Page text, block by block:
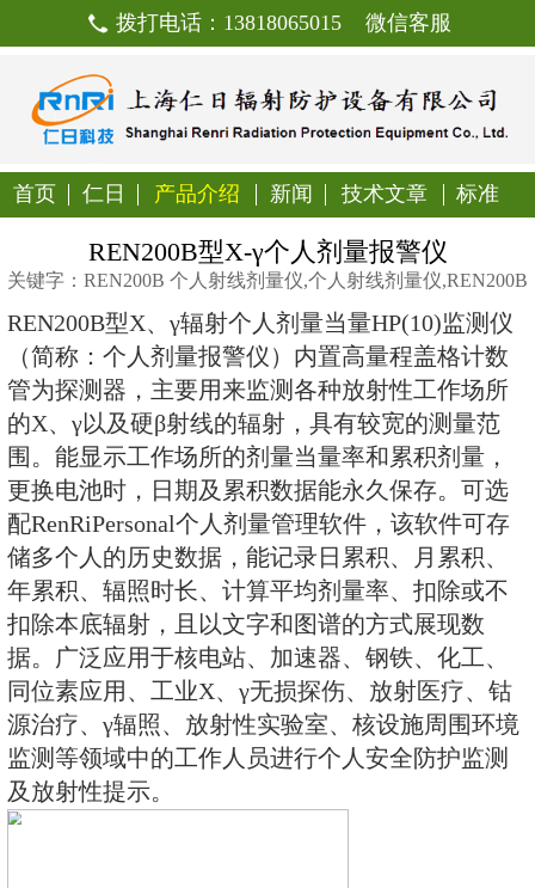
拨打电话：13818065015
首页 仁日 产品介绍 新闻 技
REN200B型X-γ个人剂
关键字：REN200B 个人射线剂量仪,个人射
REN200B型X、γ辐射个人剂量当
（简称：个人剂量报警仪）内置高
管为探测器，主要用来监测各种放
的X、γ以及硬β射线的辐射，具有
围。能显示工作场所的剂量当量率
更换电池时，日期及累积数据能永
配RenRiPersonal个人剂量管理软
储多个人的历史数据，能记录日累